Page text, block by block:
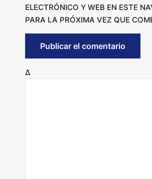
ELECTRÓNICO Y WEB EN ESTE
PARA LA PRÓXIMA VEZ QUE
Δ